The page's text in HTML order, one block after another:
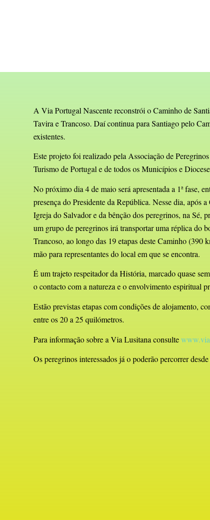
A Via Portugal Nascente reconstrói o Caminho de
Tavira e Trancoso. Daí continua para Santiago pelo
existentes.
Este projeto foi realizado pela Associação de
Turismo de Portugal e de todos os Municípios e
No próximo dia 4 de maio será apresentada a 1ª fase,
presença do Presidente da República. Nesse dia, após
Igreja do Salvador e da bênção dos peregrinos, na Sé,
um grupo de peregrinos irá transportar uma réplica do
Trancoso, ao longo das 19 etapas deste Caminho (390
mão para representantes do local em que se encontra.
É um trajeto respeitador da História, marcado quase
o contacto com a natureza e o envolvimento espiritual
Estão previstas etapas com condições de alojamento,
entre os 20 a 25 quilómetros.
Para informação sobre a Via Lusitana consulte
Os peregrinos interessados já o poderão percorrer